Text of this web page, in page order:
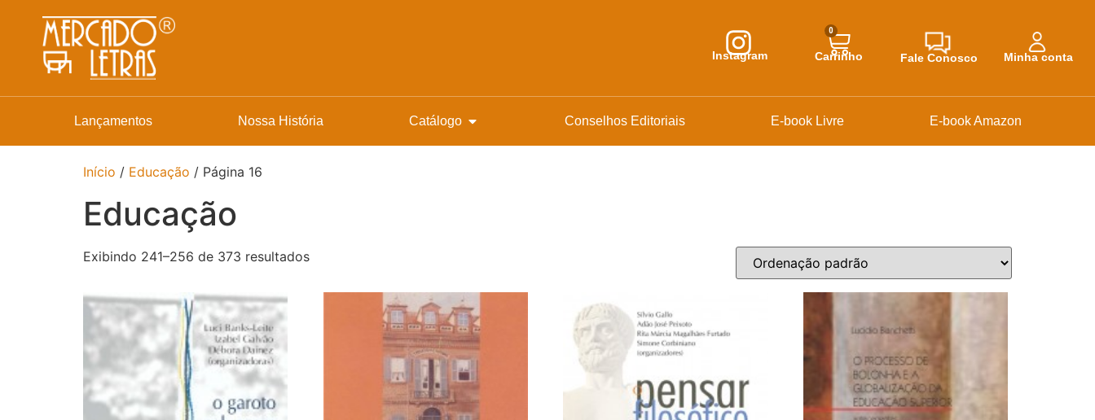
Instagram
0
Carrinho Fale Conosco Minha conta
Lançamentos Nossa História Catálogo Conselhos Editoriais E-book Livre E-book Amazon
Início / Educação / Página 16
Educação
Exibindo 241–256 de 373 resultados